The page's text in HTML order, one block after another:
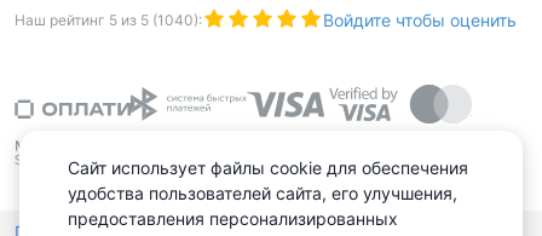
Наш рейтинг 5 из 5 (1040): Войдите чтобы оценить
Политика конфиденциальности,
Сайт использует файлы cookie для обеспечения
удобства пользователей сайта, его улучшения,
предоставления персонализированных